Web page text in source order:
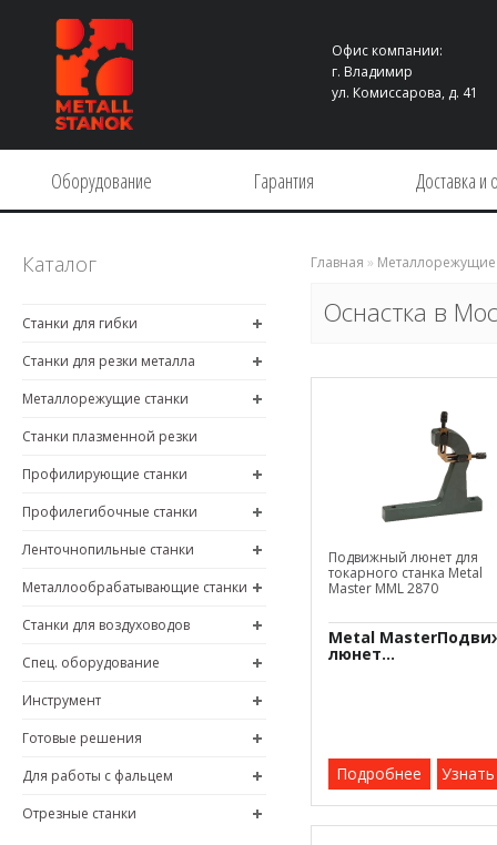
Офис компании:
г. Владимир
ул. Комиссарова, д. 41
Оборудование Гарантия Доставка и
Каталог
Станки для гибки
Станки для резки металла
Металлорежущие станки
Станки плазменной резки
Профилирующие станки
Профилегибочные станки
Ленточнопильные станки
Металлообрабатывающие станки
Станки для воздуховодов
Спец. оборудование
Инструмент
Готовые решения
Для работы с фальцем
Отрезные станки
Главная » Металлорежущие
Оснастка в
Подвижный люнет для
токарного станка Metal
Master MML 2870
Metal
люнет...
Подробнее